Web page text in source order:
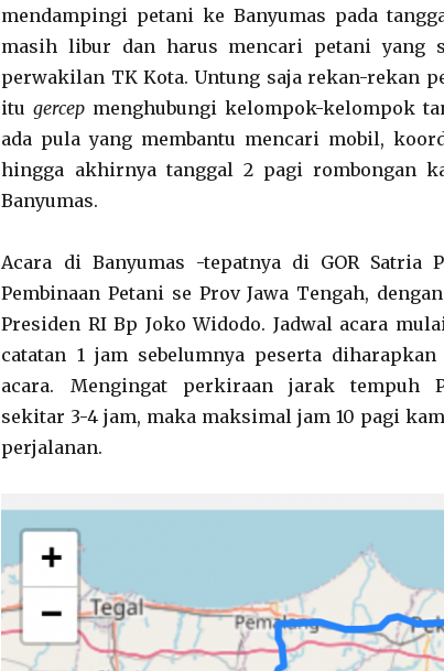
mendampingi petani ke Banyumas pada
masih libur dan harus mencari petani yang
perwakilan TK Kota. Untung saja rekan-rekan
itugercep menghubungi kelompok-kelompok
ada pula yang membantu mencari mobil,
hingga akhirnya tanggal 2 pagi rombongan
Banyumas.
Acara di Banyumas -tepatnya di GOR Satria
Pembinaan Petani se Prov Jawa Tengah,
Presiden RI Bp Joko Widodo. Jadwal acara
catatan 1 jam sebelumnya peserta
acara. Mengingat perkiraan jarak tempuh
sekitar 3-4 jam, maka maksimal jam 10 pagi
perjalanan.